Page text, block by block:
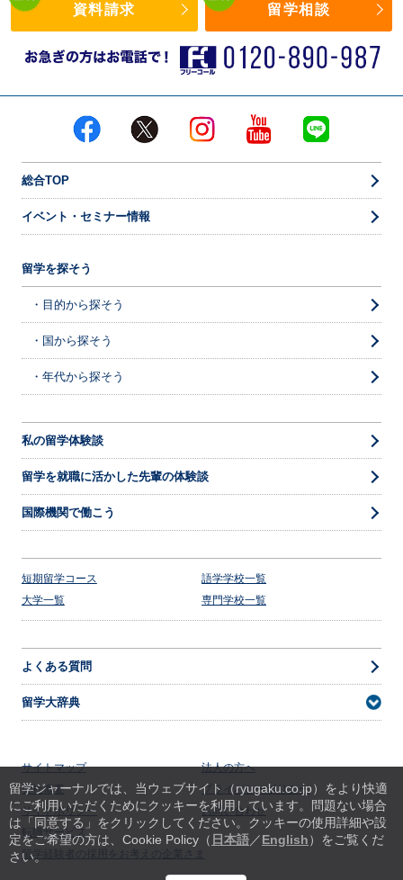
留学ジャーナルでは、当ウェブサイト（ryugaku.co.jp）をより快適
にご利用いただくためにクッキーを利用しています。
問題ない場合
は「同意する」をクリックしてください。クッキーの使用詳細や設
定をご希望の方は、Cookie Policy（ 日本語／English）をご覧くだ
さい。
資料請求 留学相談
総合TOP
イベント・セミナー情報
留学を探そう
・目的から探そう
・国から探そう
・年代から探そう
私の留学体験談
留学を就職に活かした先輩の体験談
国際機関で働こう
短期留学コース
語学学校一覧
大学一覧
専門学校一覧
よくある質問
留学大辞典
サイトマップ
法人の方へ
会社概要
プライバシーポリシー
サイトポリシー
お問い合わせ
転職サービス
留学経験者の採用をお考えの企業さま